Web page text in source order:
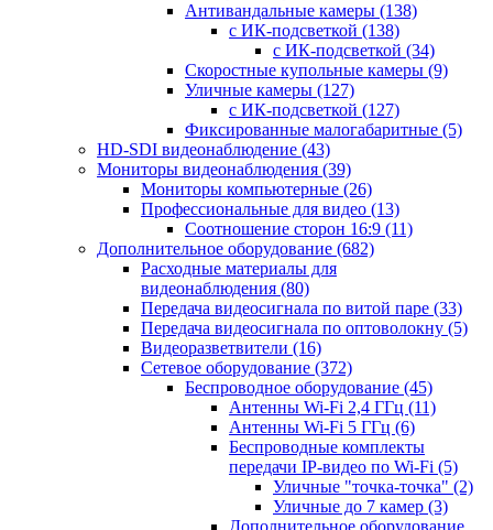
Антивандальные камеры (138)
с ИК-подсветкой (138)
с ИК-подсветкой (34)
Скоростные купольные камеры (9)
Уличные камеры (127)
с ИК-подсветкой (127)
Фиксированные малогабаритные (5)
HD-SDI видеонаблюдение (43)
Мониторы видеонаблюдения (39)
Мониторы компьютерные (26)
Профессиональные для видео (13)
Соотношение сторон 16:9 (11)
Дополнительное оборудование (682)
Расходные материалы для
видеонаблюдения (80)
Передача видеосигнала по витой паре (33)
Передача видеосигнала по оптоволокну (5)
Видеоразветвители (16)
Сетевое оборудование (372)
Беспроводное оборудование (45)
Антенны Wi-Fi 2,4 ГГц (11)
Антенны Wi-Fi 5 ГГц (6)
Беспроводные комплекты
передачи IP-видео по Wi-Fi (5)
Уличные "точка-точка" (2)
Уличные до 7 камер (3)
Дополнительное оборудование